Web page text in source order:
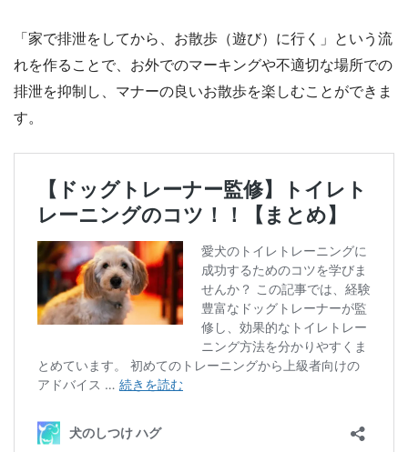
「家で排泄をしてから、お散歩（遊び）に行く」という流
れを作ることで、お外でのマーキングや不適切な場所での
排泄を抑制し、マナーの良いお散歩を楽しむことができま
す。